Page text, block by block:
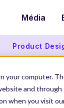
your computer.
and
when you visit
Média
Product
“Comment nous sommes